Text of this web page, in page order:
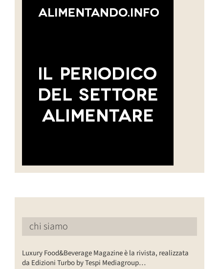
chi siamo
Luxury Food&Beverage Magazine è la rivista, realizzata
da Edizioni Turbo by Tespi Mediagroup…